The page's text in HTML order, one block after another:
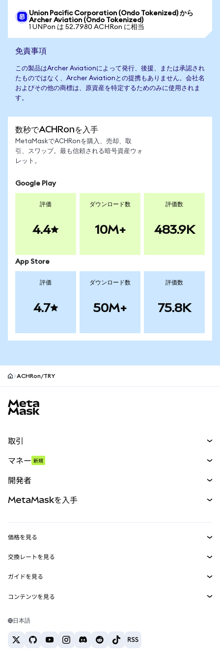
Union Pacific Corporation (Ondo Tokenized) から
Archer Aviation (Ondo Tokenized)
1 UNPon は 52.7980 ACHRon に相当
免責事項
この製品はArcher Aviationによって発行、後援、または承認され
たものではなく、Archer Aviationとの提携もありません。会社名
およびその他の商標は、原資産を特定するためのみに使用されま
す。
数秒でACHRonを入手
MetaMaskでACHRonを購入、売却、取
引、スワップ。最も信頼される暗号資産ウォ
レット。
Google Play
評価
4.4
ダウンロード数
10M+
評価数
483.9K
App Store
評価
4.7
ダウンロード数
50M+
評価数
75.8K
ACHRon/TRY
取引
パーペチュアル
RWA
マネー 新規
開発者
MetaMask Connect
Snaps
Web3サービス
MetaMaskを入手
セキュリティ
サポート
キャリア
お問い合わせ
価格を見る
イーサリアムの価格
Solanaの価格
Tetherの価格
交換レートを見る
ETH→USD
USDT→INR
BTC→INR
ETH→USDT
ガイドを見る
ETHの購入
USDTの購入
コンテンツを見る
Solanaウォレット
日本語